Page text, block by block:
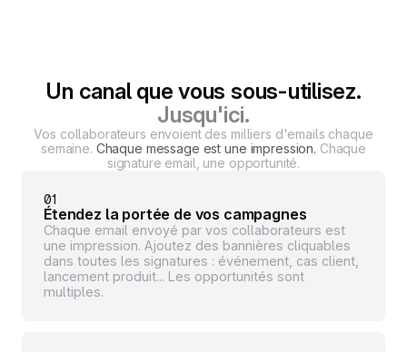
Un canal que vous sous-utilisez.
Jusqu'ici.
Vos collaborateurs envoient des milliers d'emails chaque
semaine. Chaque message est une impression. Chaque
signature email, une opportunité.
01
Étendez la portée de vos campagnes
Chaque email envoyé par vos collaborateurs est
une impression. Ajoutez des bannières cliquables
dans toutes les signatures : événement, cas client,
lancement produit... Les opportunités sont
multiples.